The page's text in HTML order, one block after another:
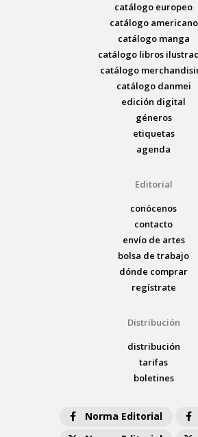
catálogo europeo
catálogo americano
catálogo manga
catálogo libros
catálogo
catálogo danmei
edición digital
géneros
etiquetas
agenda
Editorial
conócenos
contacto
envío de artes
bolsa de trabajo
dónde comprar
regístrate
Distribución
distribución
tarifas
boletines
Norma Editorial